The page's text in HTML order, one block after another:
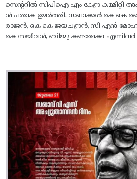
സെന്ററിൽ സിപിഐ എം കേന്ദ്ര കമ്മിറ്റി
ൻ പതാക ഉയർത്തി. സഖാക്കൾ കെ കെ
രാജൻ, കെ കെ ജയചന്ദ്രൻ, സി എൻ
കെ സജീവൻ, ബിജു കണ്ടക്കൈ എന്നിവർ